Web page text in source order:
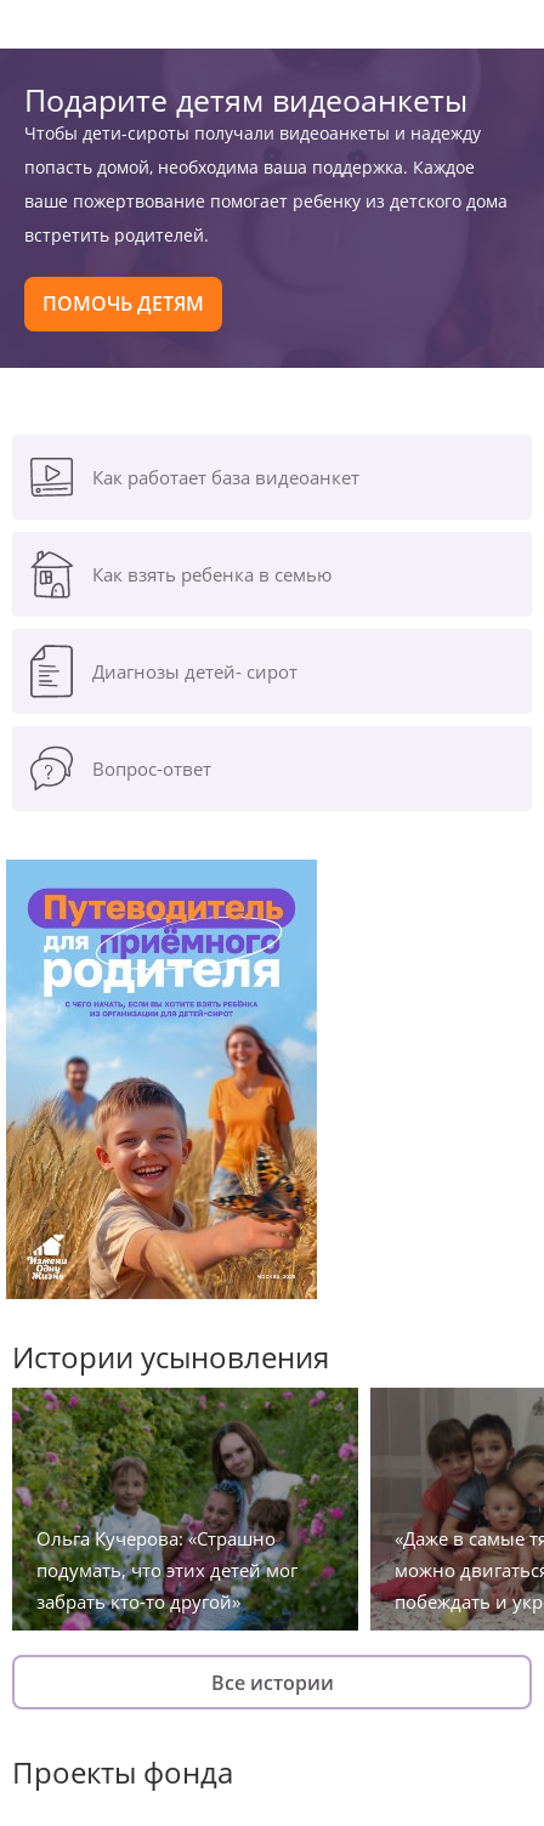
Подарите детям видеоанкеты
Чтобы дети-сироты получали видеоанкеты и надежду
попасть домой, необходима ваша поддержка. Каждое
ваше пожертвование помогает ребенку из детского дома
встретить родителей.
ПОМОЧЬ ДЕТЯМ
Как работает база видеоанкет
Как взять ребенка в семью
Диагнозы детей- сирот
Вопрос-ответ
Истории усыновления
Ольга Кучерова: «Страшно
подумать, что этих детей мог
забрать кто-то другой»
«Даже в самые
можно
побеждать и
Все истории
Проекты фонда